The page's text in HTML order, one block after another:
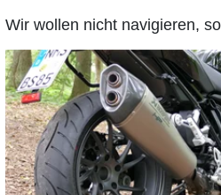
Wir wollen nicht navigieren,